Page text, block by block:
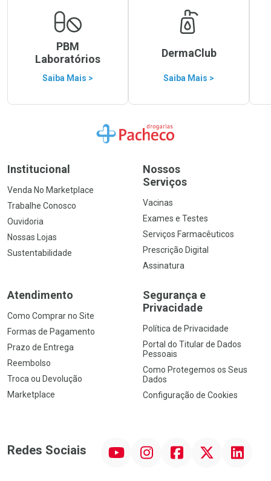
PBM
Laboratórios
Saiba Mais >
DermaClub
Saiba Mais >
Ir para a Home
Institucional
Venda No Marketplace
Trabalhe Conosco
Ouvidoria
Nossas Lojas
Sustentabilidade
Nossos
Serviços
Vacinas
Exames e Testes
Serviços Farmacêuticos
Prescrição Digital
Assinatura
Atendimento
Como Comprar no Site
Formas de Pagamento
Prazo de Entrega
Reembolso
Troca ou Devolução
Marketplace
Segurança e
Privacidade
Política de Privacidade
Portal do Titular de Dados
Pessoais
Como Protegemos os Seus
Dados
Configuração de Cookies
Redes Sociais InstagramFacebook Linkedin